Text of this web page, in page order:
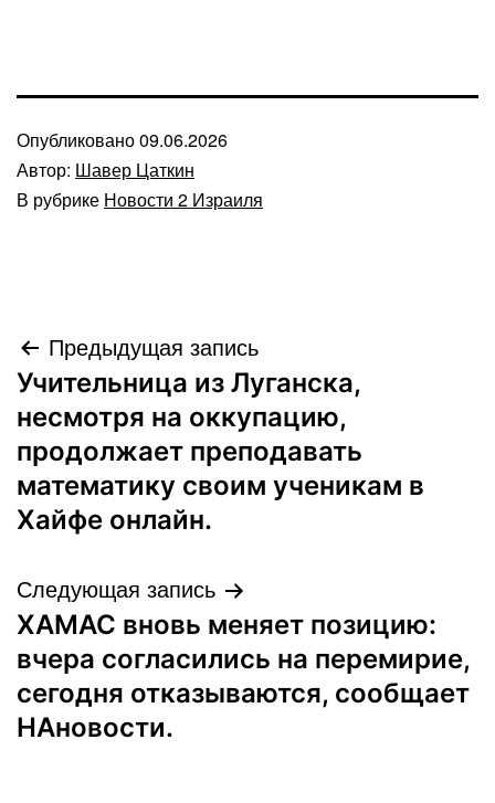
Опубликовано09.06.2026
Автор: Шавер Цаткин
В рубрике Новости 2 Израиля
Навигация
по
записям
Предыдущая запись
Учительница из Луганска,
несмотря на оккупацию,
продолжает преподавать
математику своим ученикам в
Хайфе онлайн.
Следующая запись
ХАМАС вновь меняет позицию:
вчера согласились на перемирие,
сегодня отказываются, сообщает
НАновости.